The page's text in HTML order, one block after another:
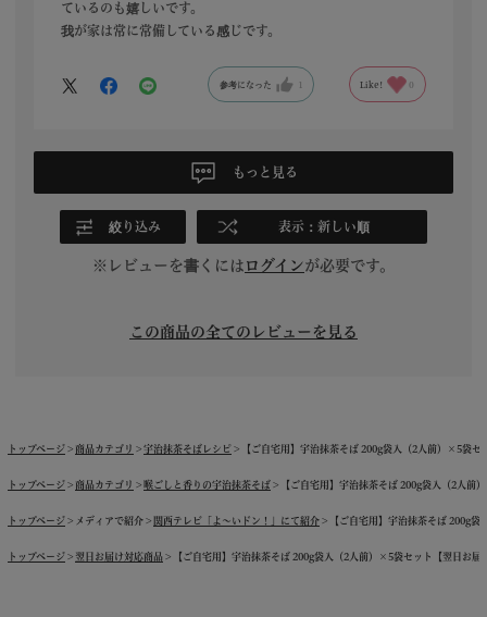
ているのも嬉しいです。
我が家は常に常備している感じです。
参考になった 1 Like! 0
もっと見る
絞り込み 表示：新しい順
※レビューを書くには ログインが必要です。
この商品の全てのレビューを見る
トップページ 商品カテゴリ 宇治抹茶そばレシピ 【ご自宅用】宇治抹茶そば 200g袋入（2人前）×5袋
トップページ 商品カテゴリ 喉ごしと香りの宇治抹茶そば 【ご自宅用】宇治抹茶そば 200g袋入（2人前
トップページ メディアで紹介 関西テレビ「よ～いドン！」にて紹介 【ご自宅用】宇治抹茶そば 200g
トップページ 翌日お届け対応商品 【ご自宅用】宇治抹茶そば 200g袋入（2人前）×5袋セット【翌日お